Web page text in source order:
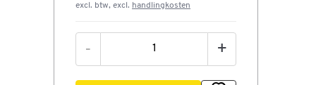
excl. btw, excl. handlingkosten
- +